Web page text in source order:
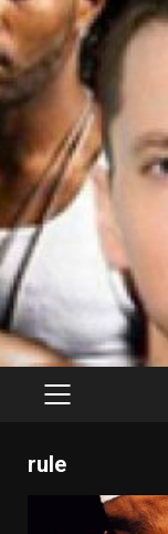
PRIMARY
rule